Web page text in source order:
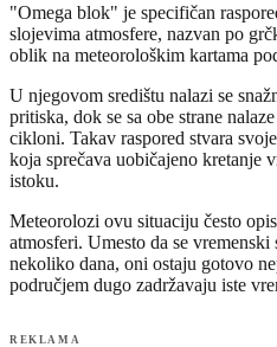
"Omega blok" je specifičan
slojevima atmosfere, nazvan po
oblik na meteorološkim kartama
U njegovom središtu nalazi se
pritiska, dok se sa obe strane
cikloni. Takav raspored stvara
koja sprečava uobičajeno kretanje
istoku.
Meteorolozi ovu situaciju često
atmosferi. Umesto da se
nekoliko dana, oni ostaju gotovo
područjem dugo zadržavaju iste
REKLAMA